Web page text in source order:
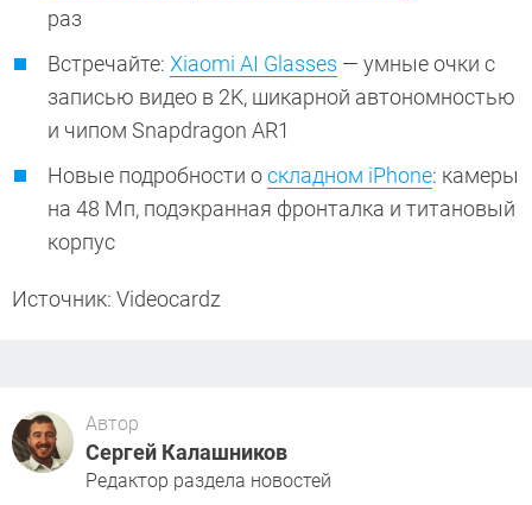
раз
Встречайте: Xiaomi AI Glasses — умные очки с
записью видео в 2K, шикарной автономностью
и чипом Snapdragon AR1
Новые подробности оскладном iPhone: камеры
на 48 Мп, подэкранная фронталка и титановый
корпус
Источник: Videocardz
Автор
Сергей Калашников
Редактор раздела новостей